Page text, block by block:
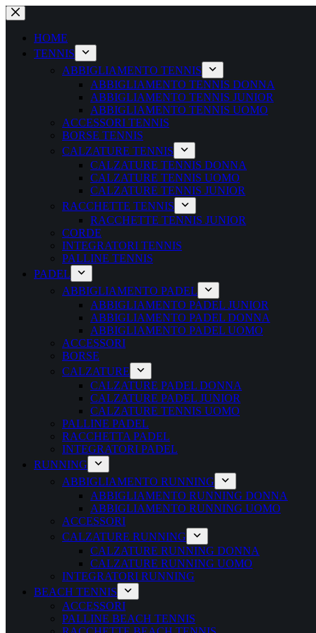
Salta
al
contenutoHOME
TENNIS
ABBIGLIAMENTO TENNIS
ABBIGLIAMENTO TENNIS DONNA
ABBIGLIAMENTO TENNIS JUNIOR
ABBIGLIAMENTO TENNIS UOMO
ACCESSORI TENNIS
BORSE TENNIS
CALZATURE TENNIS
CALZATURE TENNIS DONNA
CALZATURE TENNIS UOMO
CALZATURE TENNIS JUNIOR
RACCHETTE TENNIS
RACCHETTE TENNIS JUNIOR
CORDE
INTEGRATORI TENNIS
PALLINE TENNIS
PADEL
ABBIGLIAMENTO PADEL
ABBIGLIAMENTO PADEL JUNIOR
ABBIGLIAMENTO PADEL DONNA
ABBIGLIAMENTO PADEL UOMO
ACCESSORI
BORSE
CALZATURE
CALZATURE PADEL DONNA
CALZATURE PADEL JUNIOR
CALZATURE TENNIS UOMO
PALLINE PADEL
RACCHETTA PADEL
INTEGRATORI PADEL
RUNNING
ABBIGLIAMENTO RUNNING
ABBIGLIAMENTO RUNNING DONNA
ABBIGLIAMENTO RUNNING UOMO
ACCESSORI
CALZATURE RUNNING
CALZATURE RUNNING DONNA
CALZATURE RUNNING UOMO
INTEGRATORI RUNNING
BEACH TENNIS
ACCESSORI
PALLINE BEACH TENNIS